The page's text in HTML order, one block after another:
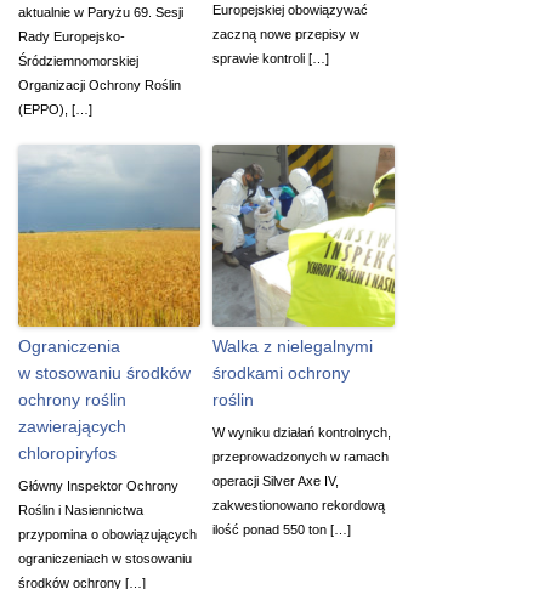
aktualnie w Paryżu 69. Sesji
Rady Europejsko-
Śródziemnomorskiej
Organizacji Ochrony Roślin
(EPPO), […]
Europejskiej obowiązywać
zaczną nowe przepisy w
sprawie kontroli […]
Ograniczenia
w stosowaniu środków
ochrony roślin
zawierających
chloropiryfos
Główny Inspektor Ochrony
Roślin i Nasiennictwa
przypomina o obowiązujących
ograniczeniach w stosowaniu
środków ochrony […]
Walka z nielegalnymi
środkami ochrony
roślin
W wyniku działań kontrolnych,
przeprowadzonych w ramach
operacji Silver Axe IV,
zakwestionowano rekordową
ilość ponad 550 ton […]